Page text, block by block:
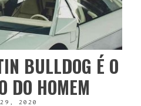
BULLDOG É O
DO HOMEM
29, 2020